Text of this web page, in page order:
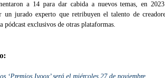
a 14 para dar cabida a nuevos temas, en
un jurado experto que retribuyen el talento de
pódcast exclusivos de otras plataformas.
‘Premios Ivoox’ será el miércoles 27 de noviembre